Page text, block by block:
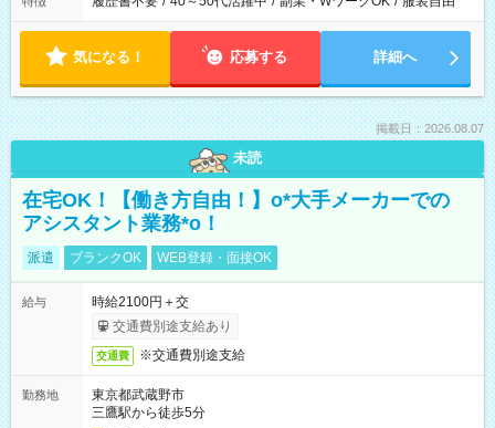
気になる！ 応募する 詳細へ
掲載日：2026.08.07
未読
在宅OK！【働き方自由！】o*大手メーカーでの
アシスタント業務*o！
派遣 ブランクOK WEB登録・面接OK
給与
時給2100円＋交
交通費別途支給あり
交通費 ※交通費別途支給
勤務地
東京都武蔵野市
三鷹駅から徒歩5分